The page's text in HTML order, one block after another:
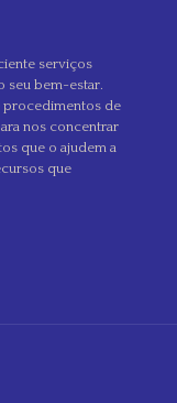
serviços
seu bem-estar.
procedimentos de
nos concentrar
que o ajudem a
que